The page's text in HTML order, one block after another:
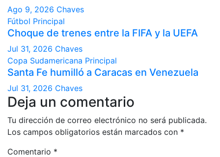
Ago 9, 2026 Chaves
Fútbol Principal
Choque de trenes entre la FIFA y la UEFA
Jul 31, 2026 Chaves
Copa Sudamericana Principal
Santa Fe humilló a Caracas en Venezuela
Jul 31, 2026 Chaves
Deja un comentario
Tu dirección de correo electrónico no será publicada.
Los campos obligatorios están marcados con *
Comentario *